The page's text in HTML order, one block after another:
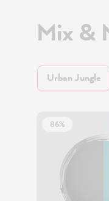
Mix &
Urban Jungle
86%